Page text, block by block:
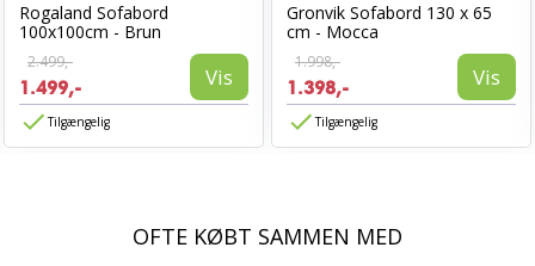
Rogaland Sofabord
100x100cm - Brun
2.499,-
1.499,- Vis
Tilgængelig
Gronvik Sofabord 130 x 65
cm - Mocca
1.998,-
1.398,- Vis
Tilgængelig
OFTE KØBT SAMMEN MED